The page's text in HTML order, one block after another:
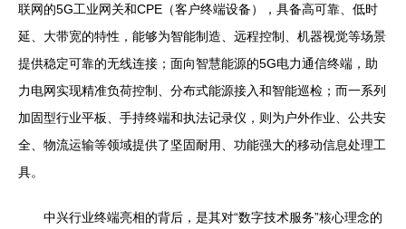
联网的5G工业网关和CPE（客户终端设备），具备高可靠、低时
延、大带宽的特性，能够为智能制造、远程控制、机器视觉等场景
提供稳定可靠的无线连接；面向智慧能源的5G电力通信终端，助
力电网实现精准负荷控制、分布式能源接入和智能巡检；而一系列
加固型行业平板、手持终端和执法记录仪，则为户外作业、公共安
全、物流运输等领域提供了坚固耐用、功能强大的移动信息处理工
具。
中兴行业终端亮相的背后，是其对“数字技术服务”核心理念的